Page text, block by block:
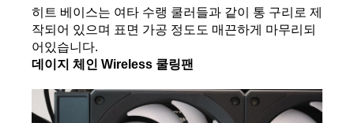
히트 베이스는 여타 수랭 쿨러들과 같이 통 구리로 제
작되어 있으며 표면 가공 정도도 매끈하게 마무리되
어있습니다.
데이지 체인 Wireless 쿨링팬